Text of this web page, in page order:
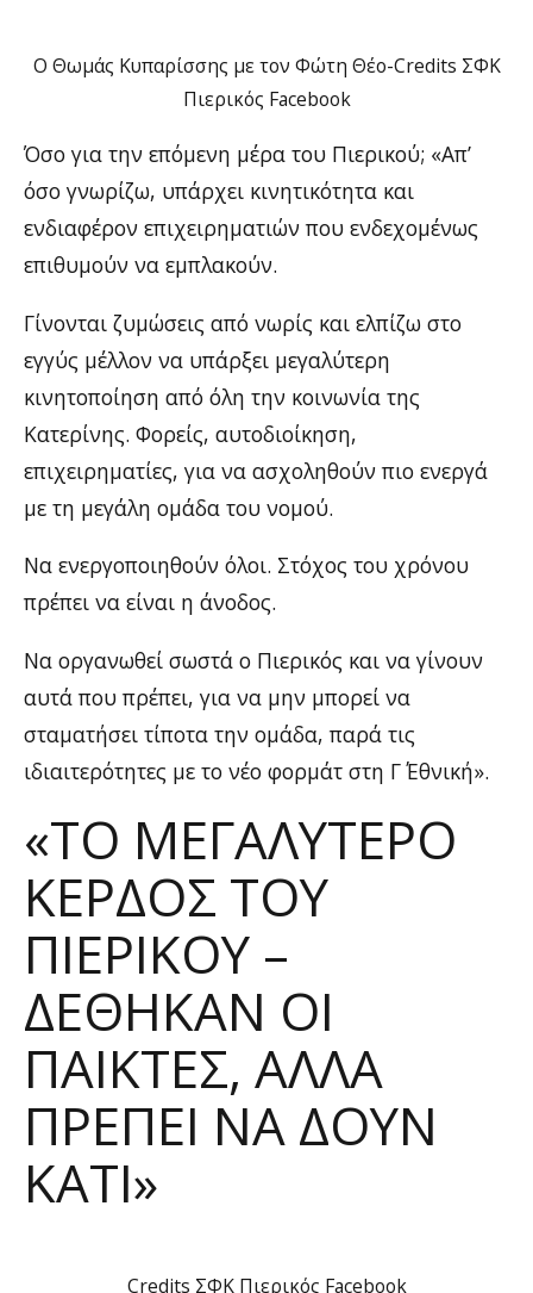
Ο Θωμάς Κυπαρίσσης με τον Φώτη Θέο-Credits ΣΦΚ
Πιερικός Facebook
Όσο για την επόμενη μέρα του Πιερικού; «Απ’
όσο γνωρίζω, υπάρχει κινητικότητα και
ενδιαφέρον επιχειρηματιών που ενδεχομένως
επιθυμούν να εμπλακούν.
Γίνονται ζυμώσεις από νωρίς και ελπίζω στο
εγγύς μέλλον να υπάρξει μεγαλύτερη
κινητοποίηση από όλη την κοινωνία της
Κατερίνης. Φορείς, αυτοδιοίκηση,
επιχειρηματίες, για να ασχοληθούν πιο ενεργά
με τη μεγάλη ομάδα του νομού.
Να ενεργοποιηθούν όλοι. Στόχος του χρόνου
πρέπει να είναι η άνοδος.
Να οργανωθεί σωστά ο Πιερικός και να γίνουν
αυτά που πρέπει, για να μην μπορεί να
σταματήσει τίποτα την ομάδα, παρά τις
ιδιαιτερότητες με το νέο φορμάτ στη Γ΄ Εθνική».
«ΤΟ ΜΕΓΑΛΎΤΕΡΟ
ΚΈΡΔΟΣ ΤΟΥ
ΠΙΕΡΙΚΟΎ –
ΔΈΘΗΚΑΝ ΟΙ
ΠΑΊΚΤΕΣ, ΑΛΛΆ
ΠΡΈΠΕΙ ΝΑ ΔΟΥΝ
ΚΆΤΙ»
Credits ΣΦΚ Πιερικός Facebook